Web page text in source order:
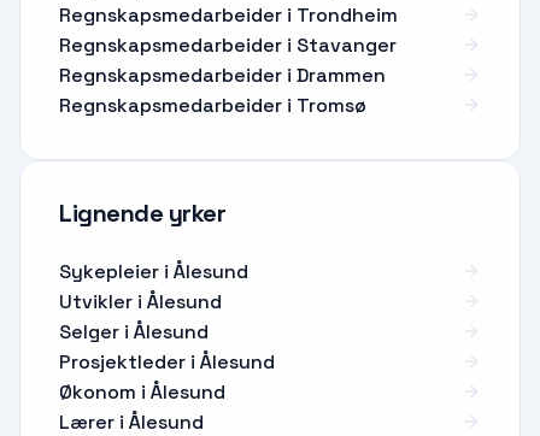
Regnskapsmedarbeider i Trondheim
Regnskapsmedarbeider i Stavanger
Regnskapsmedarbeider i Drammen
Regnskapsmedarbeider i Tromsø
Lignende yrker
Sykepleier i Ålesund
Utvikler i Ålesund
Selger i Ålesund
Prosjektleder i Ålesund
Økonom i Ålesund
Lærer i Ålesund